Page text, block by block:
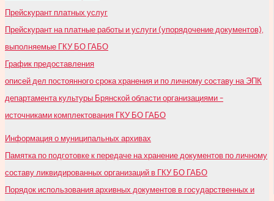
Прейскурант платных услуг
Прейскурант на платные работы и услуги (упорядочение документов),
выполняемые ГКУ БО ГАБО
График предоставления
описей дел постоянного срока хранения и по личному составу на ЭПК
департамента культуры Брянской области организациями –
источниками комплектования ГКУ БО ГАБО
Информация о муниципальных архивах
Памятка по подготовке к передаче на хранение документов по личному
составу ликвидированных организаций в ГКУ БО ГАБО
Порядок использования архивных документов в государственных и